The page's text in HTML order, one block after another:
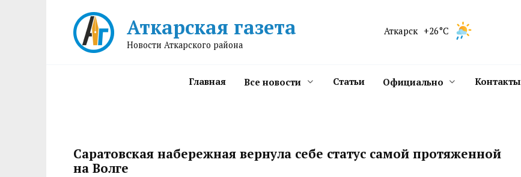
Аткарская газета
Новости Аткарского района
Аткарск +26°C
Главная Все новости Статьи Официально Контакты
Саратовская набережная вернула себе статус самой протяженной
на Волге